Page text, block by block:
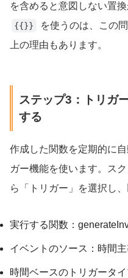
を含めると意図しない置
{{}}
を使うのは、この
上の理由もあります。
ステップ3：トリガ
する
作成した関数を定期的に
ガー機能を使います。ス
ら「トリガー」を選択し
実行する関数：
イベントのソース：時間
時間ベースのトリガータ